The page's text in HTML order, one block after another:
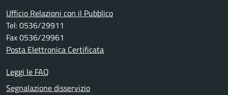
Ufficio Relazioni con il Pubblico
Tel: 0536/29911
Fax 0536/29961
Posta Elettronica Certificata
Leggi le FAQ
Segnalazione disservizio